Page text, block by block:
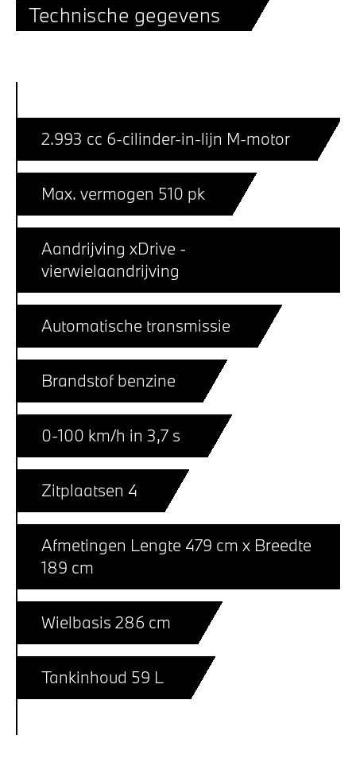
Technische gegevens
2.993 cc 6-cilinder-in-lijn M-motor
Max. vermogen 510 pk
Aandrijving xDrive -
vierwielaandrijving
Automatische transmissie
Brandstof benzine
0-100 km/h in 3,7 s
Zitplaatsen 4
Afmetingen Lengte 479 cm x Breedte
189 cm
Wielbasis 286 cm
Tankinhoud 59 L